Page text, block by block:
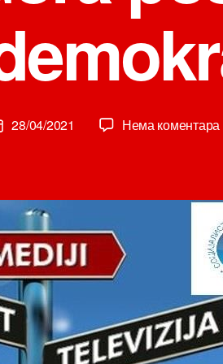
28/04/2021 Нема коментара